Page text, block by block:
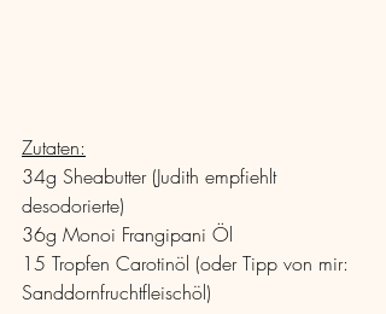
Zutaten:
34g Sheabutter (Judith empfiehlt
desodorierte)
36g Monoi Frangipani Öl
15 Tropfen Carotinöl (oder Tipp von mir:
Sanddornfruchtfleischöl)